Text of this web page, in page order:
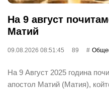
На 9 август
Матий
09.08.2026 08:51:45 89
На 9 Август 2025 година
апостол Матий (Матия),